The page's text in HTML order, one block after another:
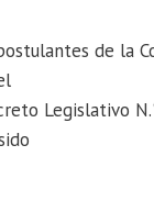
de la
Legislativo